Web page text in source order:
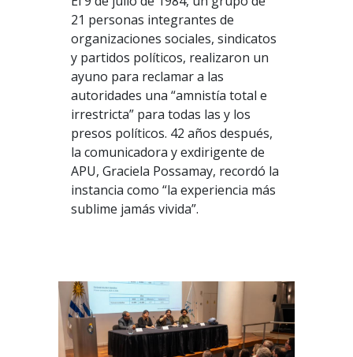
21 personas integrantes de
organizaciones sociales, sindicatos
y partidos políticos, realizaron un
ayuno para reclamar a las
autoridades una “amnistía total e
irrestricta” para todas las y los
presos políticos. 42 años después,
la comunicadora y exdirigente de
APU, Graciela Possamay, recordó la
instancia como “la experiencia más
sublime jamás vivida”.